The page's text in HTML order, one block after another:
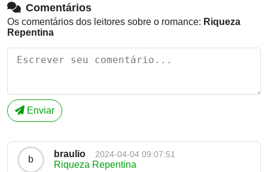
Comentários
Os comentários dos leitores sobre o romance: Riqueza
Repentina
Enviar
b
braulio 2024-04-04 09:07:51
Riqueza Repentina